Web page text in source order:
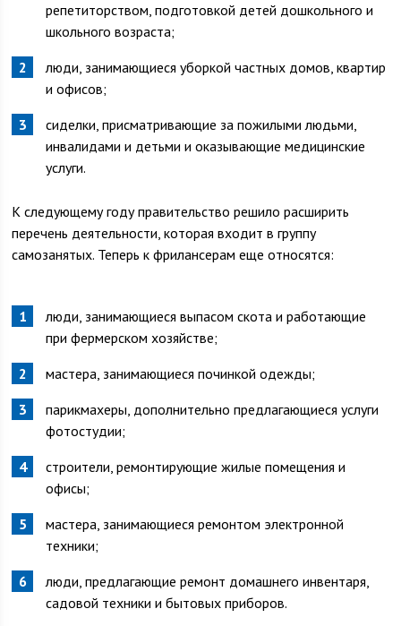
репетиторством, подготовкой детей дошкольного и
школьного возраста;
люди, занимающиеся уборкой частных домов, квартир
и офисов;
сиделки, присматривающие за пожилыми людьми,
инвалидами и детьми и оказывающие медицинские
услуги.
К следующему году правительство решило расширить
перечень деятельности, которая входит в группу
самозанятых. Теперь к фрилансерам еще относятся:
люди, занимающиеся выпасом скота и работающие
при фермерском хозяйстве;
мастера, занимающиеся починкой одежды;
парикмахеры, дополнительно предлагающиеся услуги
фотостудии;
строители, ремонтирующие жилые помещения и
офисы;
мастера, занимающиеся ремонтом электронной
техники;
люди, предлагающие ремонт домашнего инвентаря,
садовой техники и бытовых приборов.